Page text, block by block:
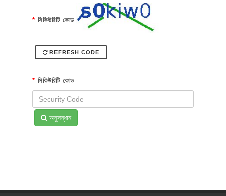
* সিকিউরিটি কোড
REFRESH CODE
* সিকিউরিটি কোড
অনুসন্ধান